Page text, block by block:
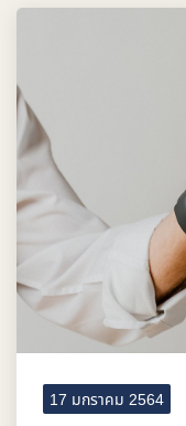
17 มกราคม 2564